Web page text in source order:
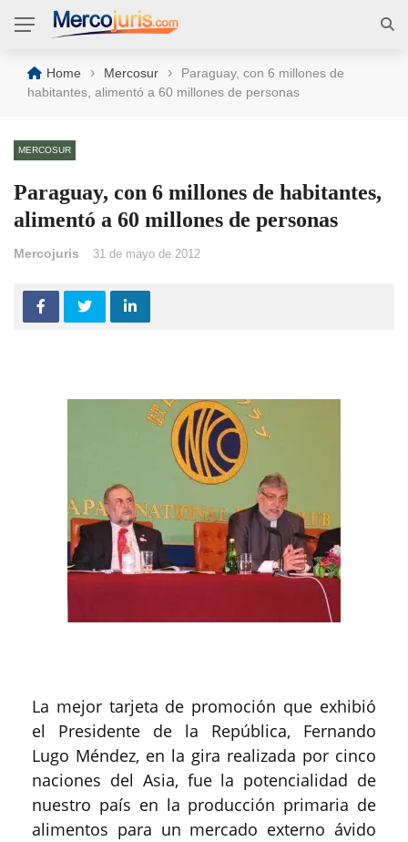
Home › Mercosur ›
Paraguay, con 6 millones de
habitantes, alimentó a 60 millones de personas
MERCOSUR
Paraguay, con 6 millones de habitantes,
alimentó a 60 millones de personas
Mercojuris 31 de mayo de 2012
La mejor tarjeta de promoción que exhibió
el Presidente de la República, Fernando
Lugo Méndez, en la gira realizada por cinco
naciones del Asia, fue la potencialidad de
nuestro país en la producción primaria de
alimentos para un mercado externo ávido